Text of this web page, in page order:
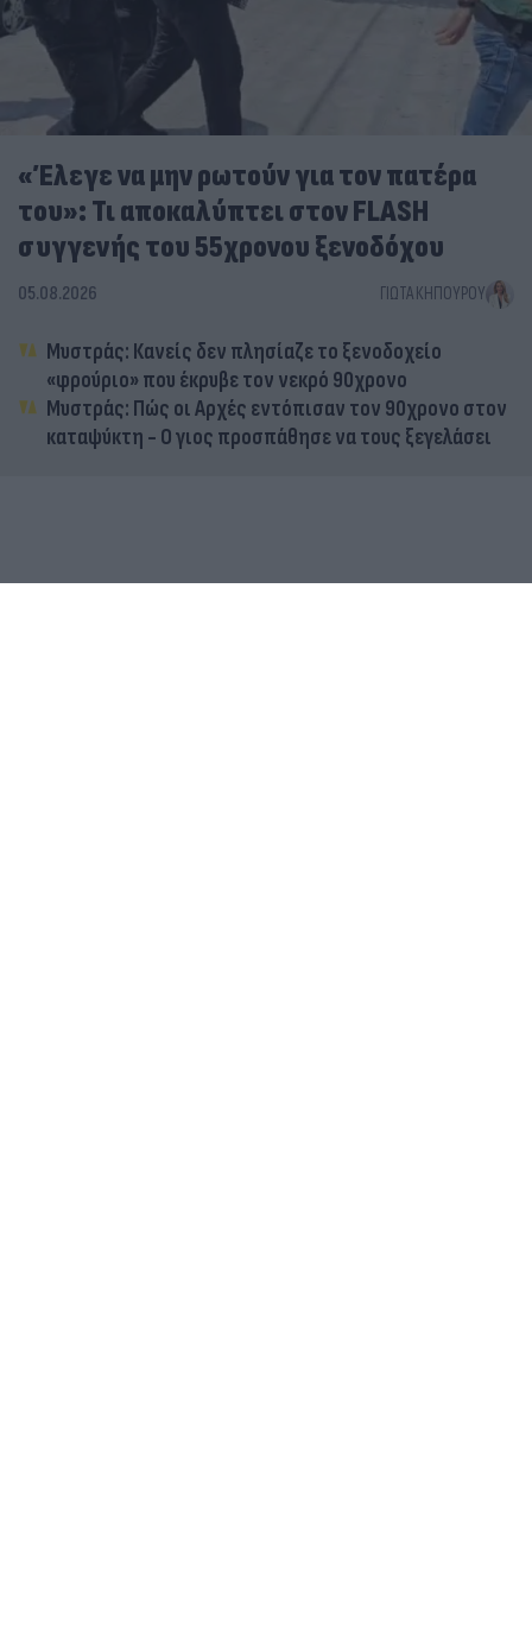
«Έλεγε να μην ρωτούν για τον πατέρα
του»: Τι αποκαλύπτει στον FLASH
συγγενής του 55χρονου ξενοδόχου
05.08.2026 ΓΙΏΤΑ ΚΗΠΟΥΡΟΎ
Μυστράς: Κανείς δεν πλησίαζε το ξενοδοχείο
«φρούριο» που έκρυβε τον νεκρό 90χρονο
Μυστράς: Πώς οι Αρχές εντόπισαν τον 90χρονο στον
καταψύκτη - Ο γιος προσπάθησε να τους ξεγελάσει